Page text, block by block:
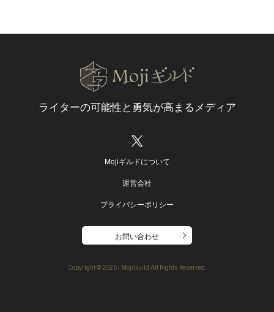
ライターの可能性と 勇気が高まるメディア
Mojiギルドについて
運営会社
プライバシーポリシー
お問い合わせ
Copyright © 2026 | MojiGuild All Rights Reserved.